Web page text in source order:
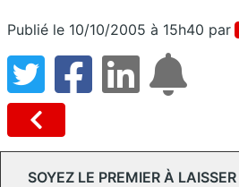
Publié le 10/10/2005 à 15h40 par
SOYEZ LE PREMIER À